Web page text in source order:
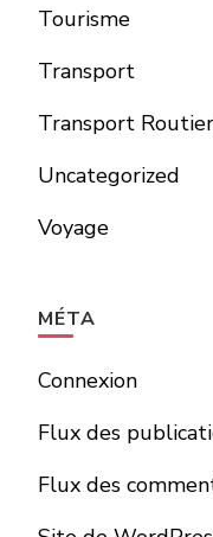
Tourisme
Transport
Transport Routier
Uncategorized
Voyage
MÉTA
Connexion
Flux des
Flux des